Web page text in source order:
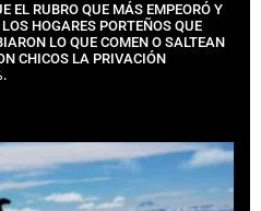
EL RUBRO QUE MÁS EMPEORÓ Y
HOGARES PORTEÑOS QUE
LO QUE COMEN O SALTEAN
CHICOS LA PRIVACIÓN